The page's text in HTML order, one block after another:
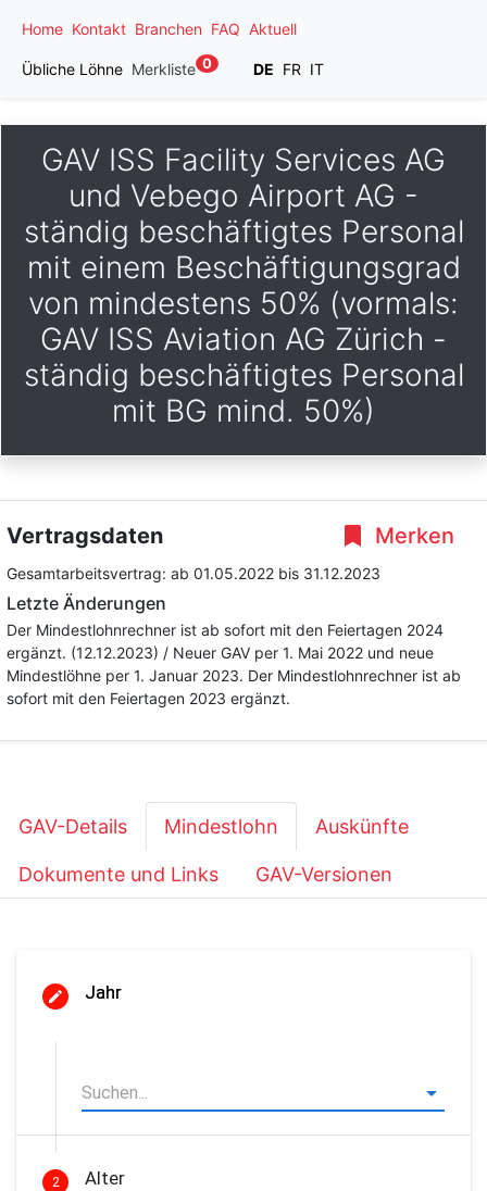
Home Kontakt Branchen FAQ Aktuell
Übliche Löhne Merkliste 0 DE FR IT
GAV ISS Facility Services AG
und Vebego Airport AG -
ständig beschäftigtes Personal
mit einem Beschäftigungsgrad
von mindestens 50% (vormals:
GAV ISS Aviation AG Zürich -
ständig beschäftigtes Personal
mit BG mind. 50%)
Merken
Vertragsdaten
Gesamtarbeitsvertrag: ab 01.05.2022 bis 31.12.2023
Letzte Änderungen
Der Mindestlohnrechner ist ab sofort mit den Feiertagen 2024
ergänzt. (12.12.2023) / Neuer GAV per 1. Mai 2022 und neue
Mindestlöhne per 1. Januar 2023. Der Mindestlohnrechner ist ab
sofort mit den Feiertagen 2023 ergänzt.
GAV-Details Mindestlohn Auskünfte
Dokumente und Links GAV-Versionen
Jahr
2 Alter